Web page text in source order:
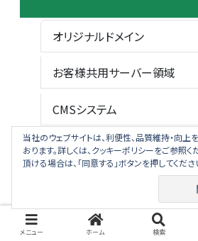
オリジナルドメイン
お客様共用サーバー領域
CMSシステム
サロン・スタッフ予定カレンダー
SNS連動システム
メニュー ホーム 検索
当社のウェブサイトは、利便性、品質維持・向上
おります。詳しくは、クッキーポリシーをご参照
頂ける場合は、「同意する」ボタンを押してくださ